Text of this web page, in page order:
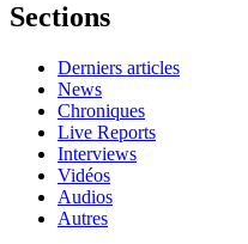
Sections
Derniers articles
News
Chroniques
Live Reports
Interviews
Vidéos
Audios
Autres